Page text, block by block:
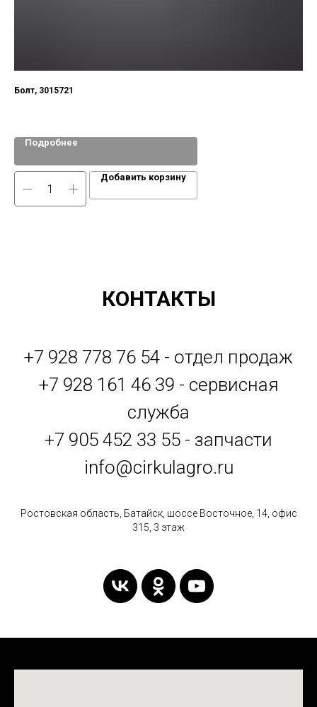
Болт, 3015721
Подробнее
Добавить корзину
КОНТАКТЫ
+7 928 778 76 54 - отдел продаж
+7 928 161 46 39 - сервисная
служба
+7 905 452 33 55 - запчасти
info@cirkulagro.ru
Ростовская область, Батайск, шоссе Восточное, 14, офис
315, 3 этаж